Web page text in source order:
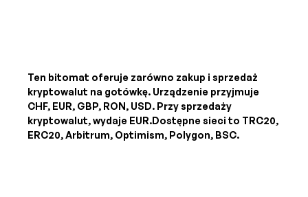
Ten bitomat oferuje zarówno zakup i sprzedaż
kryptowalut na gotówkę. Urządzenie przyjmuje
CHF, EUR, GBP, RON, USD. Przy sprzedaży
kryptowalut, wydaje EUR.Dostępne sieci to TRC20,
ERC20, Arbitrum, Optimism, Polygon, BSC.